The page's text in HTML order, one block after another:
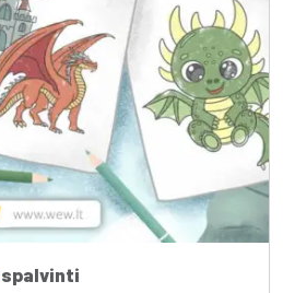
spalvinti